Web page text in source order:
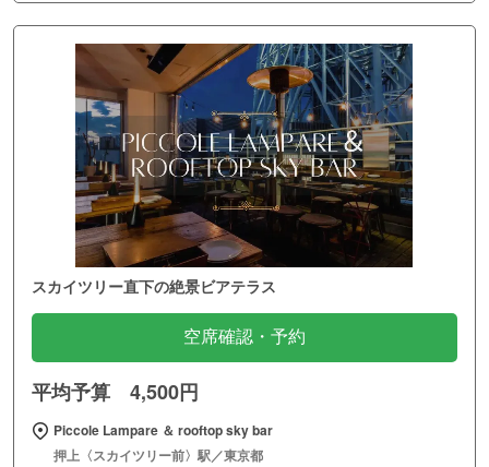
スカイツリー直下の絶景ビアテラス
空席確認・予約
平均予算 4,500円
Piccole Lampare ＆ rooftop sky bar
押上〈スカイツリー前〉駅／東京都